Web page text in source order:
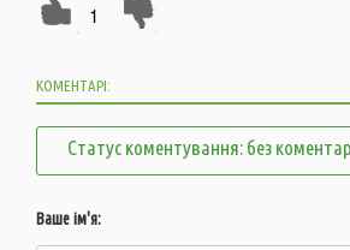
1
КОМЕНТАРІ:
Статус коментування: без
Ваше ім'я: